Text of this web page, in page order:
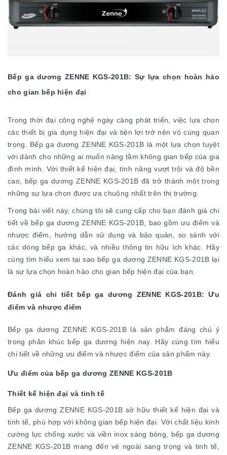
Bếp ga dương ZENNE KGS-201B: Sự lựa chọn hoàn hảo
cho gian bếp hiện đại
Trong thời đại công nghệ ngày càng phát triển, việc lựa chọn
các thiết bị gia dụng hiện đại và tiện lợi trở nên vô cùng quan
trọng. Bếp ga dương ZENNE KGS-201B là một lựa chọn tuyệt
vời dành cho những ai muốn nâng tầm không gian bếp của gia
đình mình. Với thiết kế hiện đại, tính năng vượt trội và độ bền
cao, bếp ga dương ZENNE KGS-201B đã trở thành một trong
những sự lựa chọn được ưa chuộng nhất trên thị trường.
Trong bài viết này, chúng tôi sẽ cung cấp cho bạn đánh giá chi
tiết về bếp ga dương ZENNE KGS-201B, bao gồm ưu điểm và
nhược điểm, hướng dẫn sử dụng và bảo quản, so sánh với
các dòng bếp ga khác, và nhiều thông tin hữu ích khác. Hãy
cùng tìm hiểu xem tại sao bếp ga dương ZENNE KGS-201B lại
là sự lựa chọn hoàn hảo cho gian bếp hiện đại của bạn.
Đánh giá chi tiết bếp ga dương ZENNE KGS-201B: Ưu
điểm và nhược điểm
Bếp ga dương ZENNE KGS-201B là sản phẩm đáng chú ý
trong phân khúc bếp ga dương hiện nay. Hãy cùng tìm hiểu
chi tiết về những ưu điểm và nhược điểm của sản phẩm này.
Ưu điểm của bếp ga dương ZENNE KGS-201B
Thiết kế hiện đại và tinh tế
Bếp ga dương ZENNE KGS-201B sở hữu thiết kế hiện đại và
tinh tế, phù hợp với không gian bếp hiện đại. Với chất liệu kính
cường lực chống xước và viền inox sáng bóng, bếp ga dương
ZENNE KGS-201B mang đến vẻ ngoài sang trọng và tinh tế,